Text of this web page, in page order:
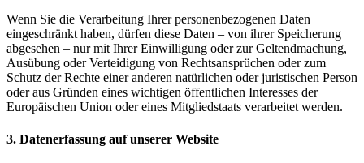
Wenn Sie die Verarbeitung Ihrer personenbezogenen Daten
eingeschränkt haben, dürfen diese Daten – von ihrer Speicherung
abgesehen – nur mit Ihrer Einwilligung oder zur Geltendmachung,
Ausübung oder Verteidigung von Rechtsansprüchen oder zum
Schutz der Rechte einer anderen natürlichen oder juristischen Person
oder aus Gründen eines wichtigen öffentlichen Interesses der
Europäischen Union oder eines Mitgliedstaats verarbeitet werden.
3. Datenerfassung auf unserer Website